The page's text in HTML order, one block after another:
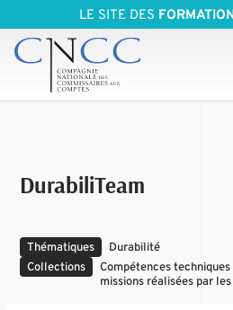
LE SITE DES
DurabiliTeam
Thématiques
Durabilité
Collections
Compétences
missions réalisées par les